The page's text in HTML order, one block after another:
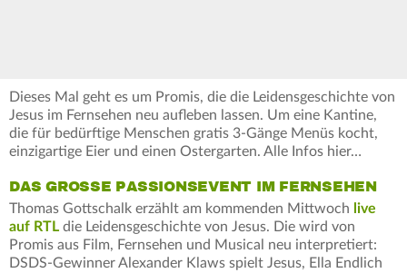
Dieses Mal geht es um Promis, die die Leidensgeschichte von
Jesus im Fernsehen neu aufleben lassen. Um eine Kantine,
die für bedürftige Menschen gratis 3-Gänge Menüs kocht,
einzigartige Eier und einen Ostergarten. Alle Infos hier…
DAS GROSSE PASSIONSEVENT IM FERNSEHEN
Thomas Gottschalk erzählt am kommenden Mittwoch live
auf RTL die Leidensgeschichte von Jesus. Die wird von
Promis aus Film, Fernsehen und Musical neu interpretiert:
DSDS-Gewinner Alexander Klaws spielt Jesus, Ella Endlich